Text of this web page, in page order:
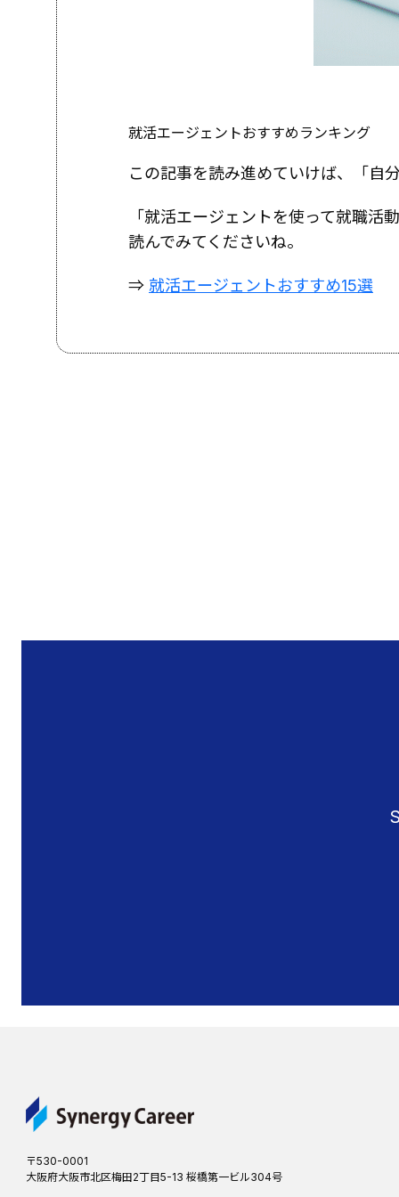
就活エージェントおすすめランキング
この記事を読み進めていけば、「自
「就活エージェントを使って就職
読んでみてくださいね。
⇒ 就活エージェントおすすめ15選
〒530-0001
大阪府大阪市北区梅田2丁目5-13 桜橋第一ビル304号